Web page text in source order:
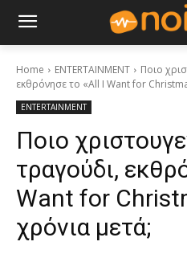
Home ENTERTAINMENT
Ποιο
εκθρόνησε το «All I Want for
ENTERTAINMENT
Ποιο
τραγούδι,
Want for
χρόνια μετά;